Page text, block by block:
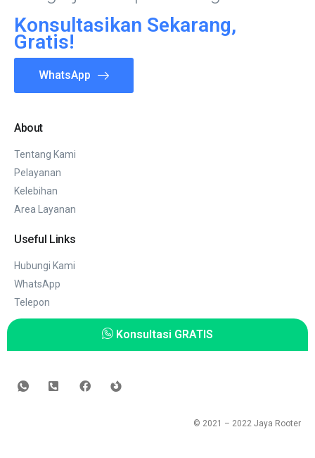
Konsultasikan Sekarang,
Gratis!
WhatsApp
About
Tentang Kami
Pelayanan
Kelebihan
Area Layanan
Useful Links
Hubungi Kami
WhatsApp
Telepon
Konsultasi GRATIS
© 2021 – 2022 Jaya Rooter